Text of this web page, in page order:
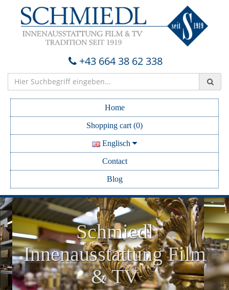
+43 664 38 62 338
Home
Shopping cart (0)
Englisch
Contact
Blog
Schmiedl
Innenausstattung Film
& TV